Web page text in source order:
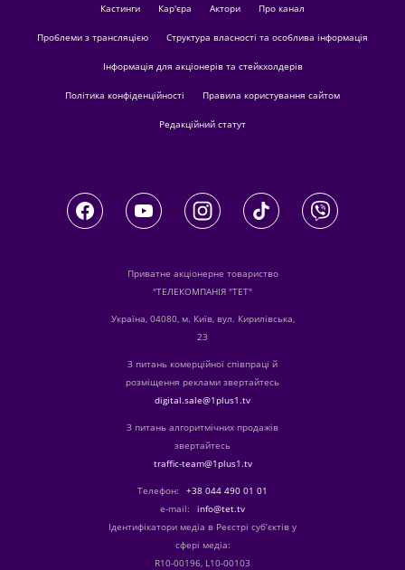
кастинги Кар'єра актори Про канал
Проблеми з трансляцією Структура власності та особлива інформація
Інформація для акціонерів та стейкхолдерів
Політика конфіденційності Правила користування сайтом
Редакційний статут
Приватне акціонерне товариство
"ТЕЛЕКОМПАНІЯ "ТЕТ"
Україна, 04080, м. Київ, вул. Кирилівська,
23
З питань комерційної співпраці й
розміщення реклами звертайтесь
digital.sale@1plus1.tv
З питань алгоритмічних продажів
звертайтесь
traffic-team@1plus1.tv
Телефон:
+38 044 490 01 01
е-mail:
info@tet.tv
Ідентифікатори медіа в Реєстрі суб’єктів у
сфері медіа:
R10-00196, L10-00103